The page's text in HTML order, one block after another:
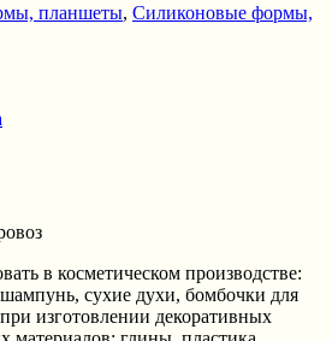
планшеты, Силиконовые формы,
в косметическом производстве:
сухие духи, бомбочки для
изготовлении декоративных